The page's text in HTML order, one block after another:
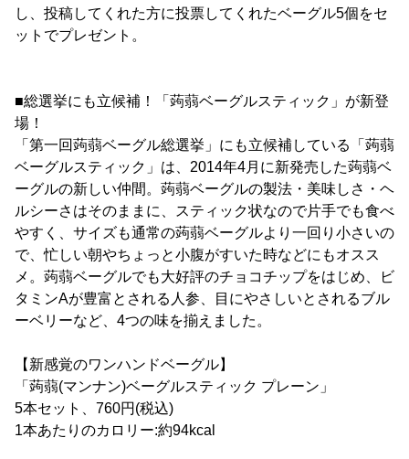
し、投稿してくれた方に投票してくれたベーグル5個をセ
ットでプレゼント。
■総選挙にも立候補！「蒟蒻ベーグルスティック」が新登
場！
「第一回蒟蒻ベーグル総選挙」にも立候補している「蒟蒻
ベーグルスティック」は、2014年4月に新発売した蒟蒻ベ
ーグルの新しい仲間。蒟蒻ベーグルの製法・美味しさ・ヘ
ルシーさはそのままに、スティック状なので片手でも食べ
やすく、サイズも通常の蒟蒻ベーグルより一回り小さいの
で、忙しい朝やちょっと小腹がすいた時などにもオスス
メ。蒟蒻ベーグルでも大好評のチョコチップをはじめ、ビ
タミンAが豊富とされる人参、目にやさしいとされるブル
ーベリーなど、4つの味を揃えました。
【新感覚のワンハンドベーグル】
「蒟蒻(マンナン)ベーグルスティック プレーン」
5本セット、760円(税込)
1本あたりのカロリー:約94kcal